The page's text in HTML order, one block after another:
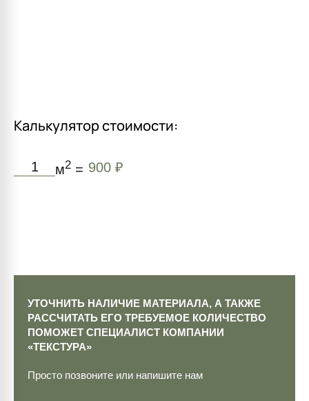
Калькулятор стоимости:
м2 = 900 ₽
УТОЧНИТЬ НАЛИЧИЕ МАТЕРИАЛА, А ТАКЖЕ
РАССЧИТАТЬ ЕГО ТРЕБУЕМОЕ КОЛИЧЕСТВО
ПОМОЖЕТ СПЕЦИАЛИСТ КОМПАНИИ
«ТЕКСТУРА»
Просто позвоните или напишите нам